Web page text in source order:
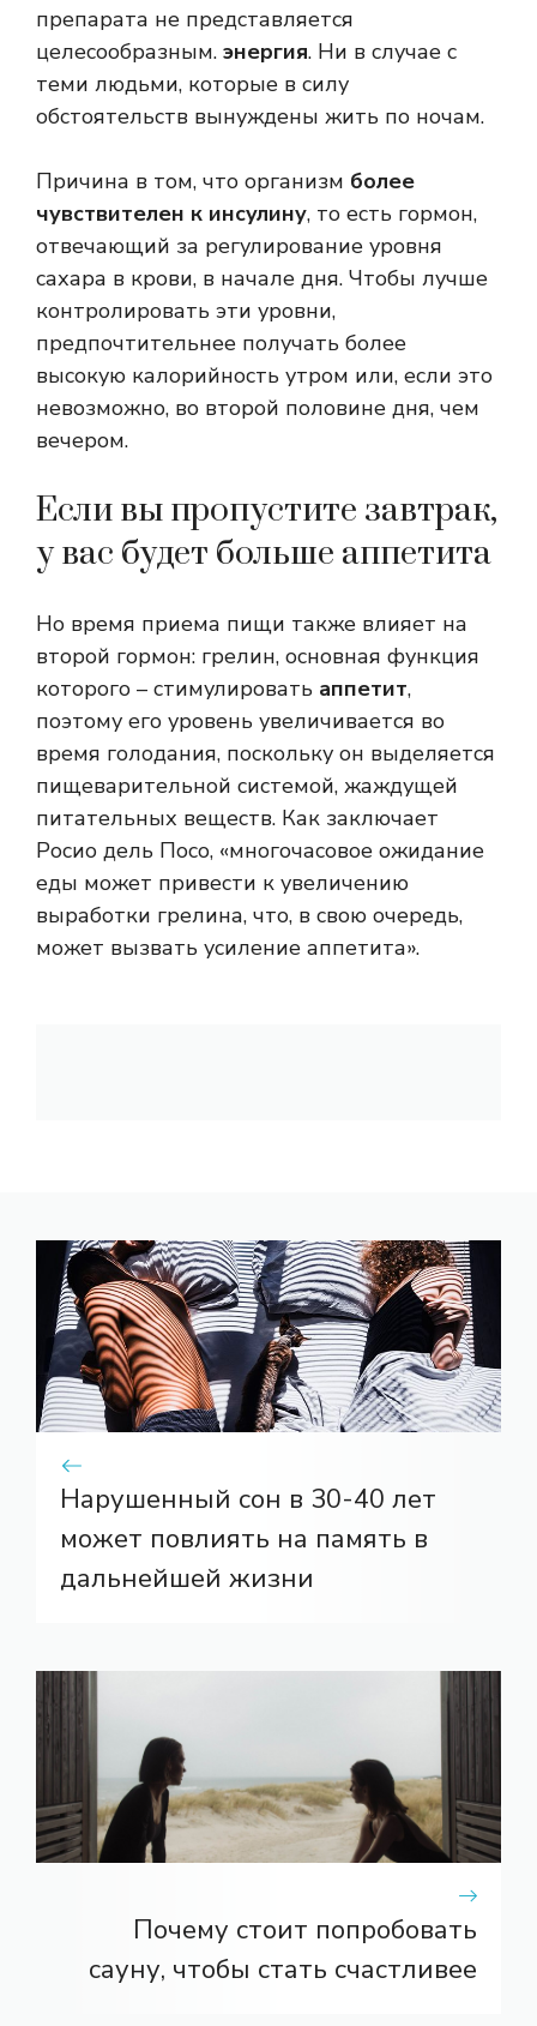
препарата не представляется
целесообразным. энергия. Ни в случае с
теми людьми, которые в силу
обстоятельств вынуждены жить по ночам.
Причина в том, что организм более
чувствителен к инсулину, то есть гормон,
отвечающий за регулирование уровня
сахара в крови, в начале дня. Чтобы лучше
контролировать эти уровни,
предпочтительнее получать более
высокую калорийность утром или, если это
невозможно, во второй половине дня, чем
вечером.
Если вы пропустите завтрак,
у вас будет больше аппетита
Но время приема пищи также влияет на
второй гормон: грелин, основная функция
которого – стимулировать аппетит,
поэтому его уровень увеличивается во
время голодания, поскольку он выделяется
пищеварительной системой, жаждущей
питательных веществ. Как заключает
Росио дель Посо, «многочасовое ожидание
еды может привести к увеличению
выработки грелина, что, в свою очередь,
может вызвать усиление аппетита».
Нарушенный сон в 30-40 лет
может повлиять на память в
дальнейшей жизни
Почему стоит попробовать
сауну, чтобы стать счастливее